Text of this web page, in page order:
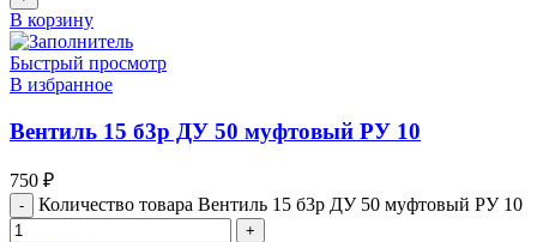
В корзину
Быстрый просмотр
В избранное
Вентиль 15 б3р ДУ 50 муфтовый РУ 10
750 ₽
Количество товара Вентиль 15 б3р ДУ 50 муфтовый РУ 10